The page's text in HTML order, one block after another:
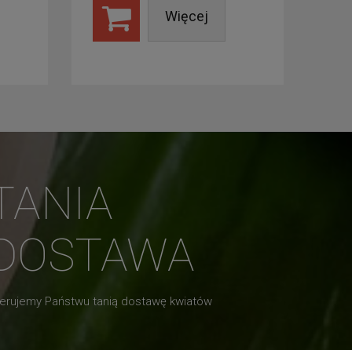
Więcej
Państwu tanią dostawę kwiatów